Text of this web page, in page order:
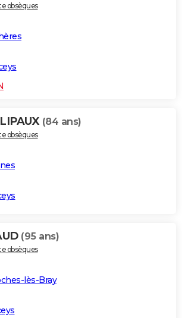
obsèques
(84 ans)
obsèques
(95 ans)
obsèques
lès-Bray